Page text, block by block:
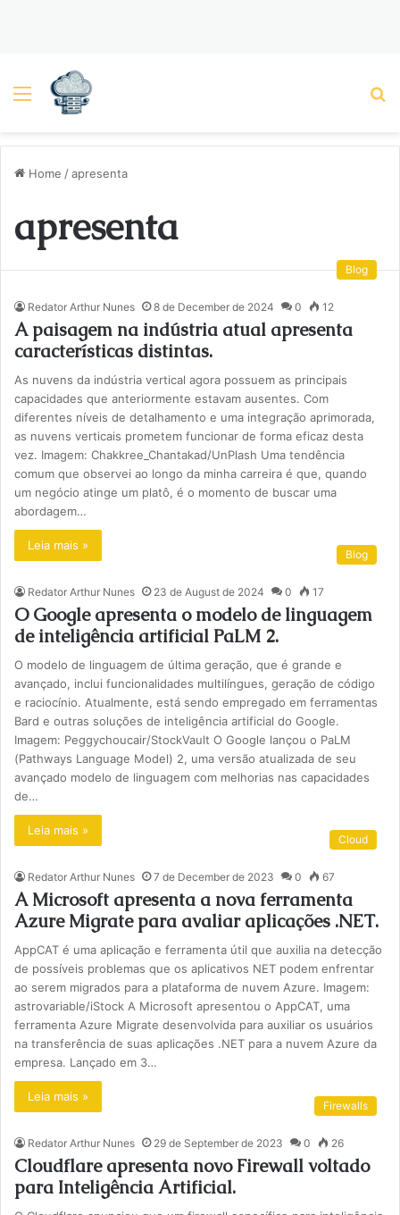
Menu
Home /apresenta
apresenta
Blog
Redator Arthur Nunes 8 de December de 2024 0 12
A paisagem na indústria atual apresenta
características distintas.
As nuvens da indústria vertical agora possuem as principais
capacidades que anteriormente estavam ausentes. Com
diferentes níveis de detalhamento e uma integração aprimorada,
as nuvens verticais prometem funcionar de forma eficaz desta
vez. Imagem: Chakkree_Chantakad/UnPlash Uma tendência
comum que observei ao longo da minha carreira é que, quando
um negócio atinge um platô, é o momento de buscar uma
abordagem…
Leia mais »
Blog
Redator Arthur Nunes 23 de August de 2024 0 17
O Google apresenta o modelo de linguagem
de inteligência artificial PaLM 2.
O modelo de linguagem de última geração, que é grande e
avançado, inclui funcionalidades multilíngues, geração de código
e raciocínio. Atualmente, está sendo empregado em ferramentas
Bard e outras soluções de inteligência artificial do Google.
Imagem: Peggychoucair/StockVault O Google lançou o PaLM
(Pathways Language Model) 2, uma versão atualizada de seu
avançado modelo de linguagem com melhorias nas capacidades
de…
Leia mais »
Cloud
Redator Arthur Nunes 7 de December de 2023 0 67
A Microsoft apresenta a nova ferramenta
Azure Migrate para avaliar aplicações .NET.
AppCAT é uma aplicação e ferramenta útil que auxilia na detecção
de possíveis problemas que os aplicativos NET podem enfrentar
ao serem migrados para a plataforma de nuvem Azure. Imagem:
astrovariable/iStock A Microsoft apresentou o AppCAT, uma
ferramenta Azure Migrate desenvolvida para auxiliar os usuários
na transferência de suas aplicações .NET para a nuvem Azure da
empresa. Lançado em 3…
Leia mais »
Firewalls
Redator Arthur Nunes 29 de September de 2023 0 26
Cloudflare apresenta novo Firewall voltado
para Inteligência Artificial.